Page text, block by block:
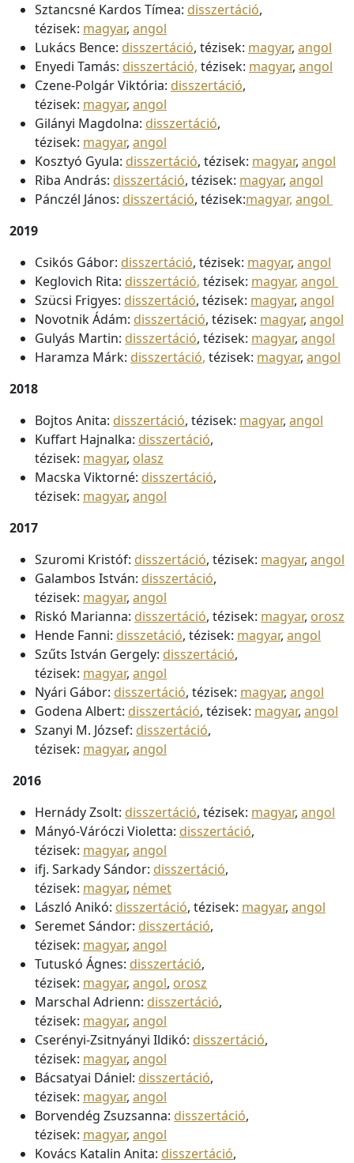
Sztancsné Kardos Tímea: disszertáció,
tézisek: magyar, angol
Lukács Bence: disszertáció, tézisek: magyar, angol
Enyedi Tamás: disszertáció, tézisek: magyar, angol
Czene-Polgár Viktória: disszertáció,
tézisek: magyar, angol
Gilányi Magdolna: disszertáció,
tézisek: magyar, angol
Kosztyó Gyula: disszertáció, tézisek: magyar, angol
Riba András: disszertáció, tézisek: magyar, angol
Pánczél János: disszertáció, tézisek:magyar, angol
2019
Csikós Gábor: disszertáció, tézisek: magyar, angol
Keglovich Rita: disszertáció, tézisek: magyar, angol
Szücsi Frigyes: disszertáció, tézisek: magyar, angol
Novotnik Ádám: disszertáció, tézisek: magyar, angol
Gulyás Martin: disszertáció, tézisek: magyar, angol
Haramza Márk: disszertáció, tézisek: magyar, angol
2018
Bojtos Anita: disszertáció, tézisek: magyar, angol
Kuffart Hajnalka: disszertáció,
tézisek: magyar, olasz
Macska Viktorné: disszertáció,
tézisek: magyar, angol
2017
Szuromi Kristóf: disszertáció, tézisek: magyar, angol
Galambos István: disszertáció,
tézisek: magyar, angol
Riskó Marianna: disszertáció, tézisek: magyar, orosz
Hende Fanni: disszetáció, tézisek: magyar, angol
Szűts István Gergely: disszertáció,
tézisek: magyar, angol
Nyári Gábor: disszertáció, tézisek: magyar, angol
Godena Albert: disszertáció, tézisek: magyar, angol
Szanyi M. József: disszertáció,
tézisek: magyar, angol
2016
Hernády Zsolt: disszertáció, tézisek: magyar, angol
Mányó-Váróczi Violetta: disszertáció,
tézisek: magyar, angol
ifj. Sarkady Sándor: disszertáció,
tézisek: magyar, német
László Anikó: disszertáció, tézisek: magyar, angol
Seremet Sándor: disszertáció,
tézisek: magyar, angol
Tutuskó Ágnes: disszertáció,
tézisek: magyar, angol, orosz
Marschal Adrienn: disszertáció,
tézisek: magyar, angol
Cserényi-Zsitnyányi Ildikó: disszertáció,
tézisek: magyar, angol
Bácsatyai Dániel: disszertáció,
tézisek: magyar, angol
Borvendég Zsuzsanna: disszertáció,
tézisek: magyar, angol
Kovács Katalin Anita: disszertáció,